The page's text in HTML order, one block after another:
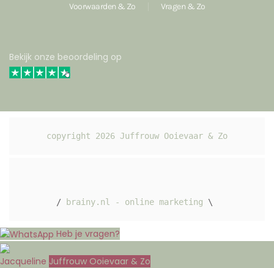
Voorwaarden & Zo
Vragen & Zo
Bekijk onze beoordeling op
copyright 2026 Juffrouw Ooievaar & Zo
/ brainy.nl - online marketing \
Heb je vragen?
Jacqueline Juffrouw Ooievaar & Zo